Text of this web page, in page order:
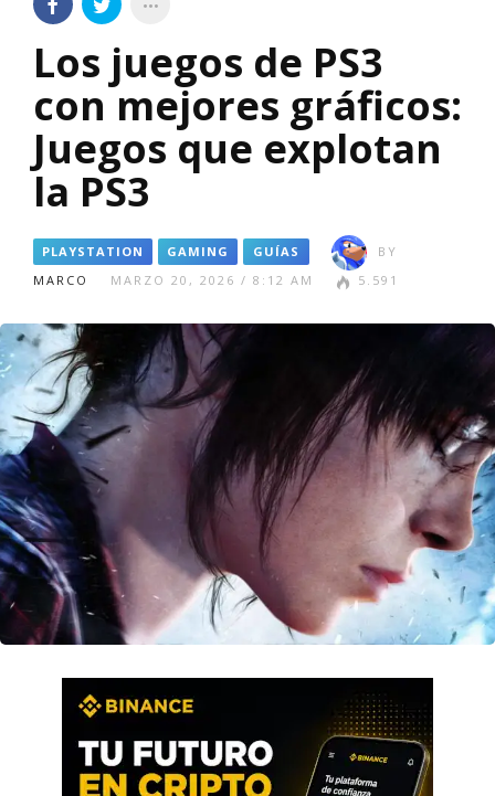
Los juegos de PS3
con mejores gráficos:
Juegos que explotan
la PS3
PLAYSTATION GAMING GUÍAS
BY
MARCO
MARZO 20, 2026 / 8:12 AM 5.591